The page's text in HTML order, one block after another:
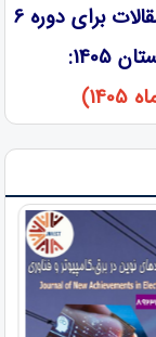
آخرین مهلت ارسال مقالات برای دوره 6